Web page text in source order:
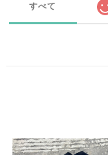
すべて